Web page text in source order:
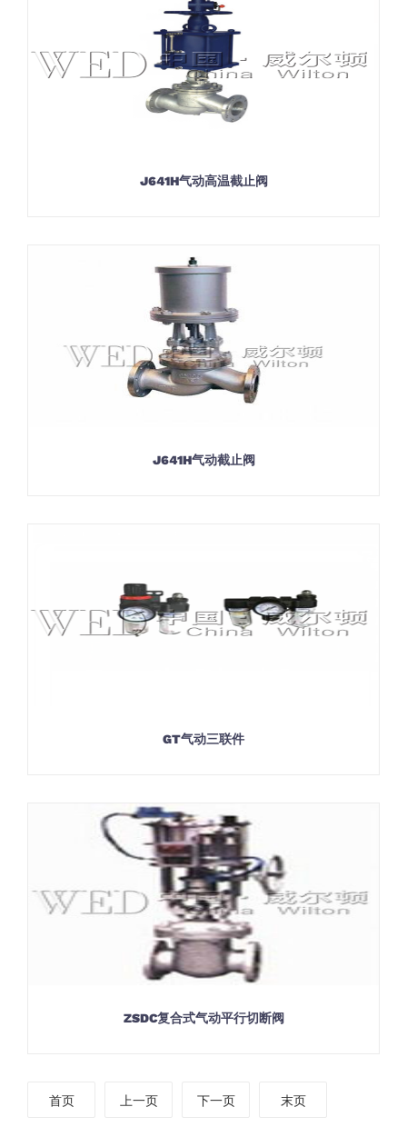
J641H气动高温截止阀
J641H气动截止阀
GT气动三联件
ZSDC复合式气动平行切断阀
首页 上一页 下一页 末页